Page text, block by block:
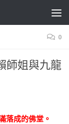
0
師姐與九龍
落成的佛堂。